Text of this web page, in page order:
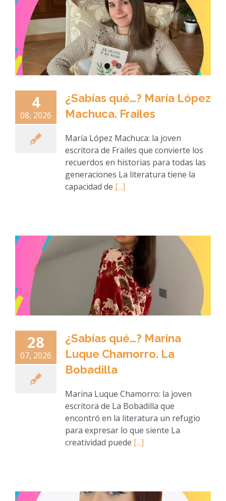
4
08, 2026
¿Sabías qué…? María López
Machuca. Frailes
María López Machuca: la joven
escritora de Frailes que convierte los
recuerdos en historias para todas las
generaciones La literatura tiene la
capacidad de [...]
28
07, 2026
¿Sabías qué…? Marina
Luque Chamorro. La
Bobadilla
Marina Luque Chamorro: la joven
escritora de La Bobadilla que
encontró en la literatura un refugio
para expresar lo que siente La
creatividad puede [...]